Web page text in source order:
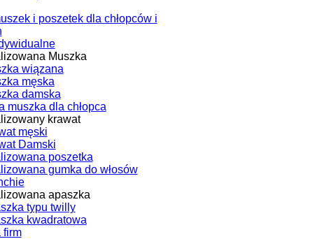
i poszetek dla chłopców i
Muszka
wiązana
męska
damska
muszka dla chłopca
krawat
męski
Damski
poszetka
gumka do włosów
apaszka
typu twilly
kwadratowa
firm